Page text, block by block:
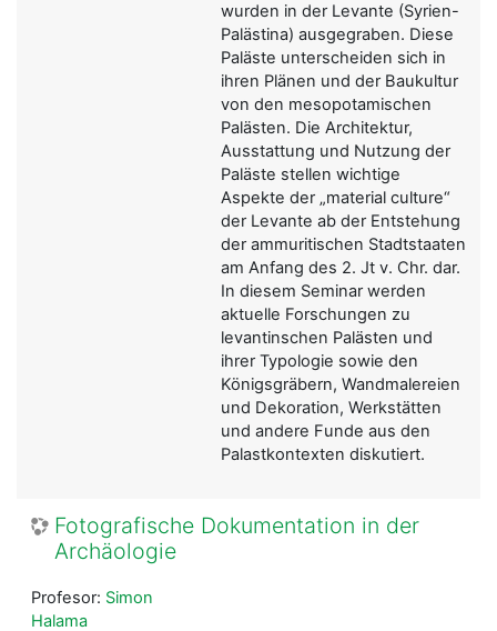
wurden in der Levante (Syrien-
Palästina) ausgegraben. Diese
Paläste unterscheiden sich in
ihren Plänen und der Baukultur
von den mesopotamischen
Palästen. Die Architektur,
Ausstattung und Nutzung der
Paläste stellen wichtige
Aspekte der „material culture“
der Levante ab der Entstehung
der ammuritischen Stadtstaaten
am Anfang des 2. Jt v. Chr. dar.
In diesem Seminar werden
aktuelle Forschungen zu
levantinschen Palästen und
ihrer Typologie sowie den
Königsgräbern, Wandmalereien
und Dekoration, Werkstätten
und andere Funde aus den
Palastkontexten diskutiert.
Fotografische Dokumentation in der
Archäologie
Profesor: Simon
Halama